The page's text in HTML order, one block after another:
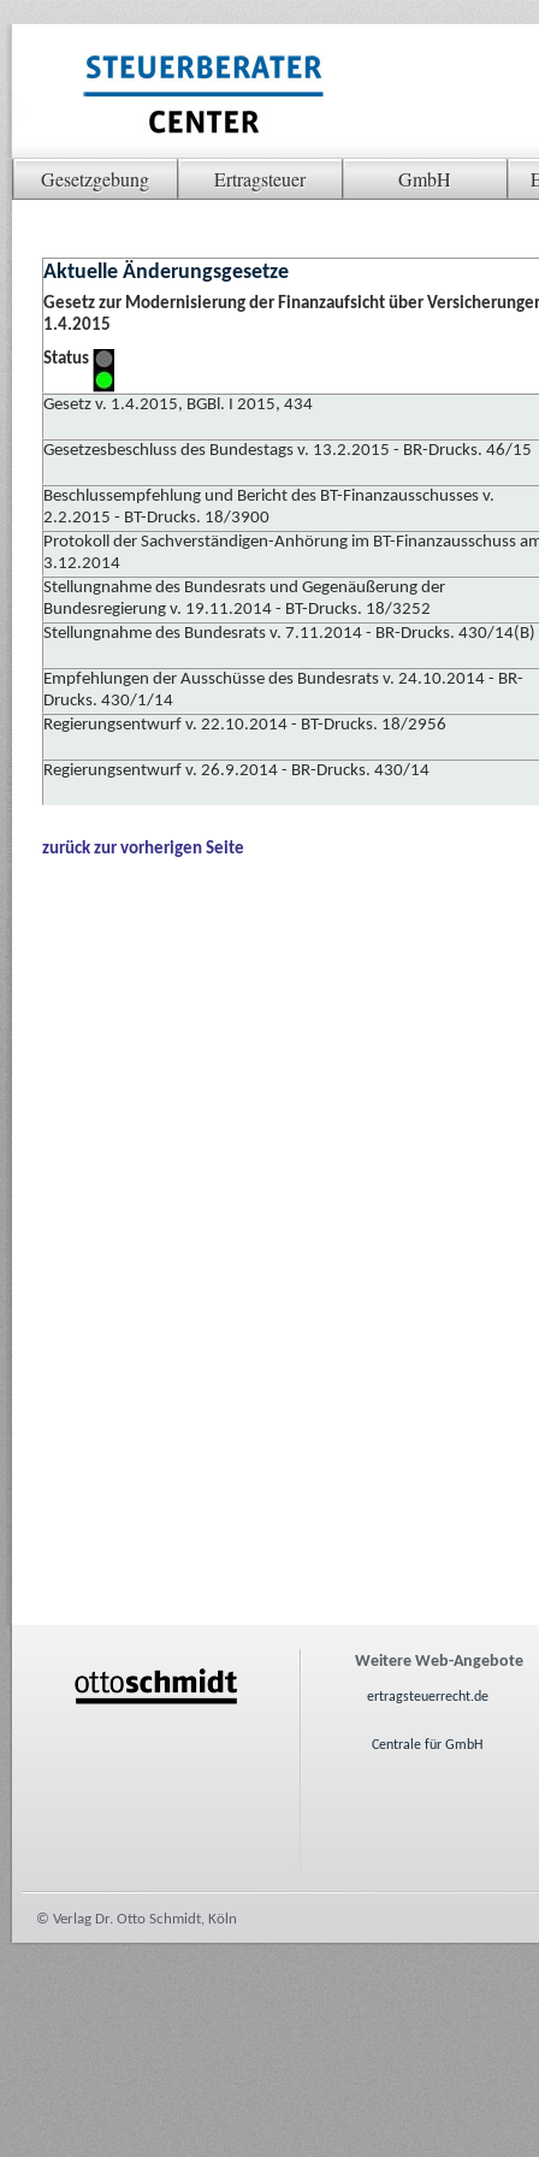
Gesetzgebung Ertragsteuer GmbH
Aktuelle Änderungsgesetze
Gesetz zur Modernisierung der Finanzaufsicht über
1.4.2015
Status
Gesetz v. 1.4.2015, BGBl. I 2015, 434
Gesetzesbeschluss des Bundestags v. 13.2.2015 - BR-Drucks. 46/15
Beschlussempfehlung und Bericht des BT-Finanzausschusses v.
2.2.2015 - BT-Drucks. 18/3900
Protokoll der Sachverständigen-Anhörung im BT-Finanzausschuss
3.12.2014
Stellungnahme des Bundesrats und Gegenäußerung der
Bundesregierung v. 19.11.2014 - BT-Drucks. 18/3252
Stellungnahme des Bundesrats v. 7.11.2014 - BR-Drucks. 430/14(B)
Empfehlungen der Ausschüsse des Bundesrats v. 24.10.2014 - BR-
Drucks. 430/1/14
Regierungsentwurf v. 22.10.2014 - BT-Drucks. 18/2956
Regierungsentwurf v. 26.9.2014 - BR-Drucks. 430/14
zurück zur vorherigen Seite
Weitere Web-Angebote
ertragsteuerrecht.de
Centrale für GmbH
© Verlag Dr. Otto Schmidt, Köln